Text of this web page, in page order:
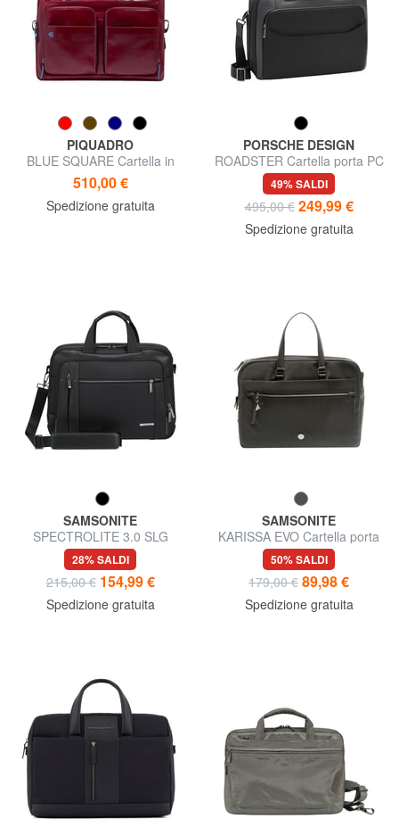
PIQUADRO
BLUE SQUARE Cartella in
pelle porta PC 14"
510,00 €
Spedizione gratuita
PORSCHE DESIGN
ROADSTER Cartella porta PC
17"
49% SALDI
495,00 € 249,99 €
Spedizione gratuita
SAMSONITE
SPECTROLITE 3.0 SLG
Cartella porta PC 15,6",
espandibile
28% SALDI
215,00 € 154,99 €
Spedizione gratuita
SAMSONITE
KARISSA EVO Cartella porta
PC 15,6"
50% SALDI
179,00 € 89,98 €
Spedizione gratuita